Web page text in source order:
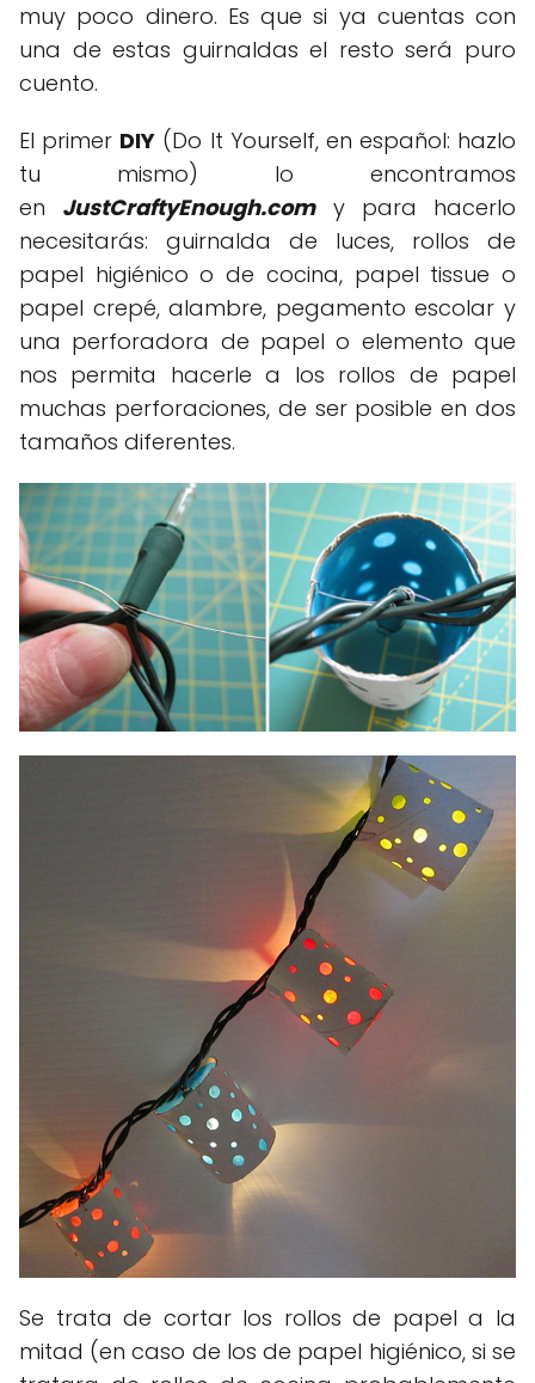
muy poco dinero. Es que si ya cuentas con
una de estas guirnaldas el resto será puro
cuento.
El primer DIY (Do It Yourself, en español: hazlo
tu mismo) lo encontramos
en JustCraftyEnough.comy para hacerlo
necesitarás: guirnalda de luces, rollos de
papel higiénico o de cocina, papel tissue o
papel crepé, alambre, pegamento escolar y
una perforadora de papel o elemento que
nos permita hacerle a los rollos de papel
muchas perforaciones, de ser posible en dos
tamaños diferentes.
Se trata de cortar los rollos de papel a la
mitad (en caso de los de papel higiénico, si se